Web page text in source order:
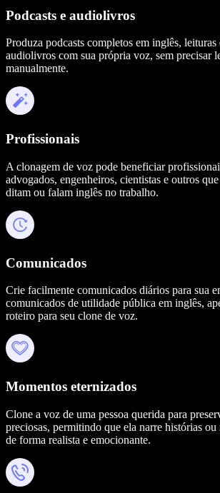
Podcasts e audiolivros
Produza podcasts completos em inglês,
audiolivros com sua própria voz, sem precisar
manualmente.
Profissionais
A clonagem de voz pode beneficiar
advogados, engenheiros, cientistas e outros
ditam ou falam inglês no trabalho.
Comunicados
Crie facilmente comunicados diários para sua
comunicados de utilidade pública em inglês,
roteiro para seu clone de voz.
Momentos eternizados
Clone a voz de uma pessoa querida para
preciosas, permitindo que ela narre histórias
de forma realista e emocionante.